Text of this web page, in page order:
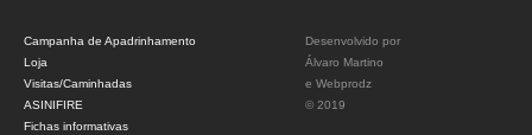
Campanha de Apadrinhamento
Loja
Visitas/Caminhadas
ASINIFIRE
Fichas informativas
Desenvolvido por
Álvaro Martino
e Webprodz
© 2019